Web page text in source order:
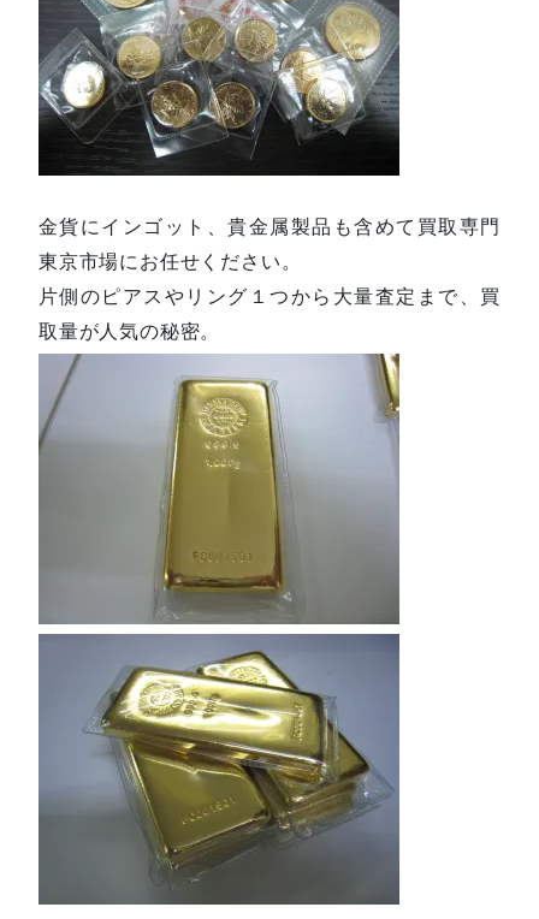
金貨にインゴット、貴金属製品も含めて買取専門
東京市場にお任せください。
片側のピアスやリング１つから大量査定まで、買
取量が人気の秘密。